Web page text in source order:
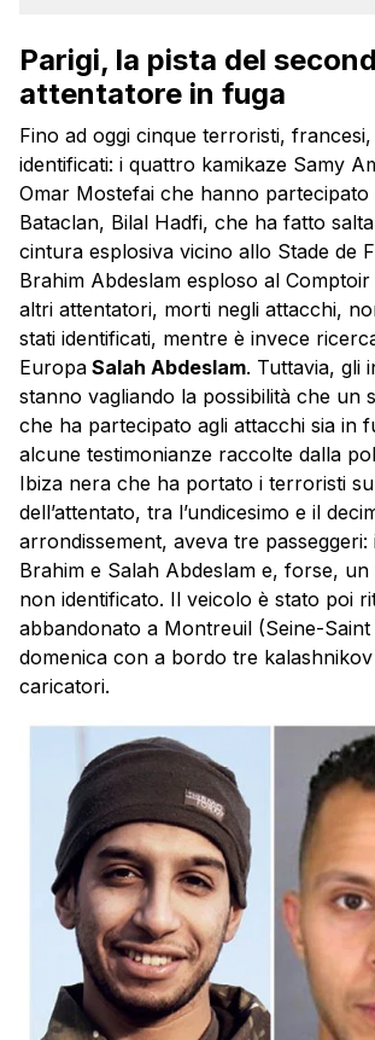
Parigi, la pista del
attentatore in fuga
Fino ad oggi cinque terroristi,
identificati: i quattro kamikaze Samy
Omar Mostefai che hanno partecipato
Bataclan, Bilal Hadfi, che ha fatto
cintura esplosiva vicino allo Stade de
Brahim Abdeslam esploso al
altri attentatori, morti negli attacchi,
stati identificati, mentre è invece
Europa Salah Abdeslam. Tuttavia, gli
stanno vagliando la possibilità che un
che ha partecipato agli attacchi sia in
alcune testimonianze raccolte dalla
Ibiza nera che ha portato i terroristi
dell’attentato, tra l’undicesimo e il
arrondissement, aveva tre
Brahim e Salah Abdeslam e, forse,
non identificato. Il veicolo è stato poi
abbandonato a Montreuil (Seine-Saint
domenica con a bordo tre
caricatori.